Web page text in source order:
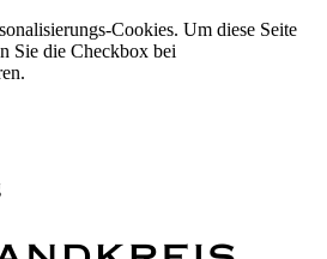
Cookies. Um diese Seite
Sie die Checkbox bei